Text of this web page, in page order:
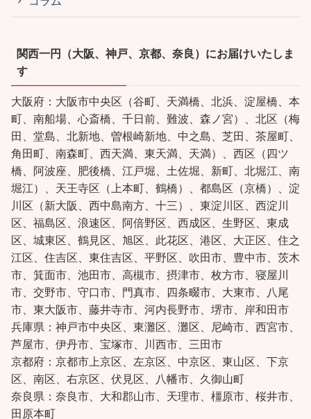
関西一円（大阪、神戸、京都、奈良）にお届けいたしま
す
大阪府：大阪市中央区（谷町、天満橋、北浜、淀屋橋、本
町、南船場、心斎橋、千日前、難波、森ノ宮）、北区（梅
田、堂島、北新地、曽根崎新地、中之島、芝田、茶屋町、
角田町、南森町、西天満、東天満、天満）、西区（四ツ
橋、阿波座、肥後橋、江戸堀、土佐堀、新町、北堀江、南
堀江）、天王寺区（上本町、鶴橋）、都島区（京橋）、淀
川区（新大阪、西中島南方、十三）、東淀川区、西淀川
区、福島区、浪速区、阿倍野区、西成区、生野区、東成
区、城東区、鶴見区、旭区、此花区、港区、大正区、住之
江区、住吉区、東住吉区、平野区、吹田市、豊中市、茨木
市、箕面市、池田市、高槻市、摂津市、枚方市、寝屋川
市、交野市、守口市、門真市、四条畷市、大東市、八尾
市、東大阪市、藤井寺市、河内長野市、堺市、岸和田市
兵庫県：神戸市中央区、東灘区、灘区、尼崎市、西宮市、
芦屋市、伊丹市、宝塚市、川西市、三田市
京都府：京都市上京区、左京区、中京区、東山区、下京
区、南区、右京区、伏見区、八幡市、久御山町
奈良県：奈良市、大和郡山市、天理市、橿原市、桜井市、
田原本町